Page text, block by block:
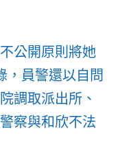
公開原則將她
，員警還以自問
調取派出所、
察與和欣不法